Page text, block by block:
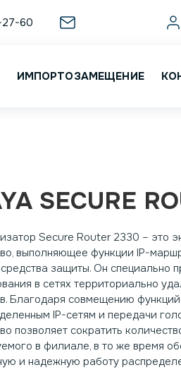
27-60
ИМПОРТОЗАМЕЩЕНИЕ
SECURE
Secure Router 2330 – это
выполняющее функции IP-
защиты. Он специально
в сетях территориально
Благодаря совмещению
IP-сетям и передачи
позволяет сократить
в филиале, в то же время
и надежную работу